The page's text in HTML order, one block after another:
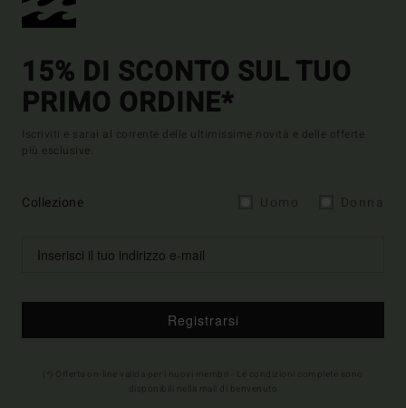
15% DI SCONTO SUL TUO
PRIMO ORDINE*
Iscriviti e sarai al corrente delle ultimissime novità e delle offerte
più esclusive.
Collezione
Registrarsi